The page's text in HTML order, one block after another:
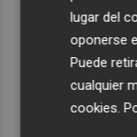
lugar del
oponerse
Puede
cualquier
cookies .